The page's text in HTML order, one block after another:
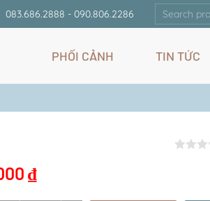
083.686.2888 - 090.806.2286
Search
for:
PHỐI CẢNH TIN TỨC
₫